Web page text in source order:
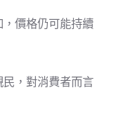
價格仍可能持續
，對消費者而言